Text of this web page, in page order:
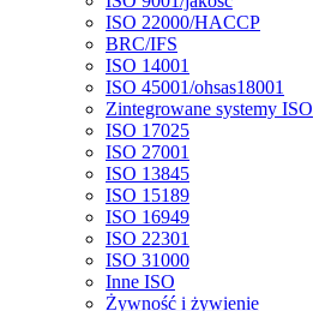
ISO 22000/HACCP
BRC/IFS
ISO 14001
ISO 45001/ohsas18001
Zintegrowane systemy ISO
ISO 17025
ISO 27001
ISO 13845
ISO 15189
ISO 16949
ISO 22301
ISO 31000
Inne ISO
Żywność i żywienie